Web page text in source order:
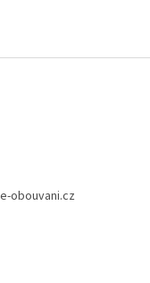
obouvani.cz